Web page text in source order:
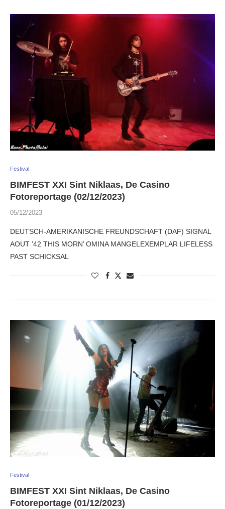
Festival
BIMFEST XXI Sint Niklaas, De Casino
Fotoreportage (02/12/2023)
05/12/2023
DEUTSCH-AMERIKANISCHE FREUNDSCHAFT (DAF) SIGNAL
AOUT ’42 THIS MORN’ OMINA MANGELEXEMPLAR LIFELESS
PAST SCHICKSAL
Festival
BIMFEST XXI Sint Niklaas, De Casino
Fotoreportage (01/12/2023)